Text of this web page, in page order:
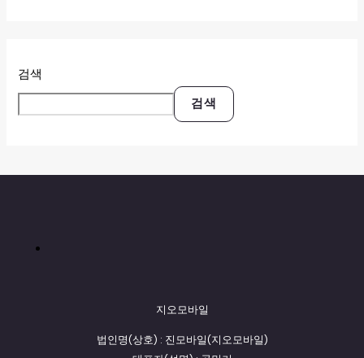
검색
검색
지오모바일
법인명(상호) : 진모바일(지오모바일)